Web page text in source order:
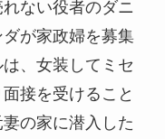
ない役者のダニ
が家政婦を募集
、女装してミセ
接を受けること
の家に潜入した